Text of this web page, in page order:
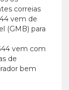
correias
vem de
(GMB) para
vem com
de
bem